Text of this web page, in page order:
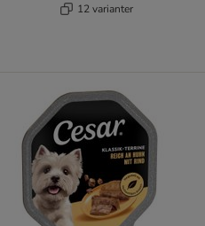
12 varianter